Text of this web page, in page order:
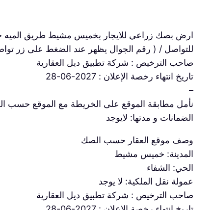
ارض بصك زراعي للايجار بخميس مشيط طريق الميه خلف
للتواصل / ( رقم الجوال يظهر عند الضغط على زر
صاحب الترخيص : شركة تطبيق ديل العقارية
تاريخ انتهاء رخصة الإعلان : 2027-06-28
–
نأمل مطابقة الموقع على الخريطة مع الموقع حسب
الضمانات و مدتها: لايوجد
وصف موقع العقار حسب الصك
المدينة: خميس مشيط
الحي: الشفاء
عمولة نقل الملكية: لا يوجد
صاحب الترخيص : شركة تطبيق ديل العقارية